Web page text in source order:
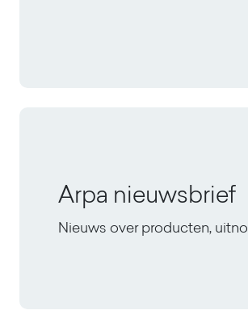
Arpa nieuwsbrief
Nieuws over producten,